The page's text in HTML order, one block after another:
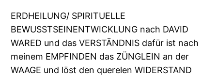
ERDHEILUNG/ SPIRITUELLE
BEWUSSTSEINENTWICKLUNG nach DAVID
WARED und das VERSTÄNDNIS dafür ist nach
meinem EMPFINDEN das ZÜNGLEIN an der
WAAGE und löst den querelen WIDERSTAND